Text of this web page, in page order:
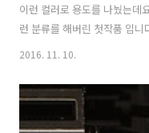
이런 컬러로 용도를 나눴는데
런 분류를 해버린 첫작품 입
WD는 HDD 부문 세계 점유율
토리지 1위 업체가 되었습니
하고 성능 용량 모두에 최적
2016. 11. 10.